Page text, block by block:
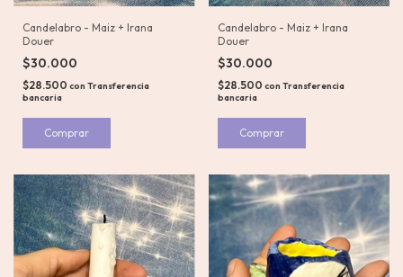
Candelabro - Maiz + Irana
Douer
$30.000
$28.500 con Transferencia
bancaria
Candelabro - Maiz + Irana
Douer
$30.000
$28.500 con Transferencia
bancaria